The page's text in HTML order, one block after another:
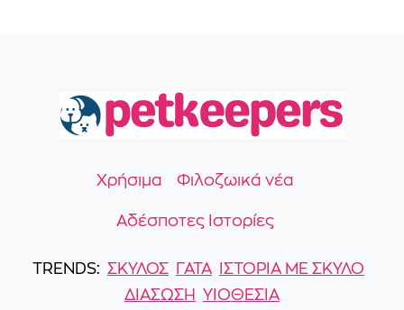
Χρήσιμα Φιλοζωικά νέα
Αδέσποτες Ιστορίες
TRENDS: ΣΚΎΛΟΣ ΓΆΤΑ
ΙΣΤΟΡΙΑ ΜΕ ΣΚΥΛΟ
ΔΙΑΣΩΣΗ
ΥΙΟΘΕΣΙΑ